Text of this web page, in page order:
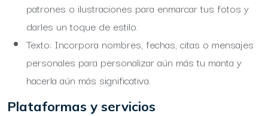
patrones o ilustraciones para enmarcar tus fotos y
darles un toque de estilo.
Texto: Incorpora nombres, fechas, citas o mensajes
personales para personalizar aún más tu manta y
hacerla aún más significativa.
Plataformas y servicios